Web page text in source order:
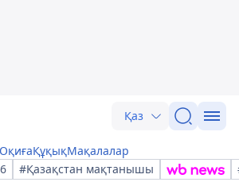
Қаз
ОқиғаҚұқықМақалалар
#Қазақстан мақтанышы